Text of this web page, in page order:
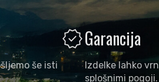
še isti
verifiedGarancija
Izdelke lahko
splošnimi pogoji.